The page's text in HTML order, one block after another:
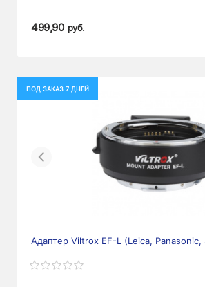
499,90 руб.
ПОД ЗАКАЗ 7 ДНЕЙ
Previous
Адаптер Viltrox EF-L (Leica, Panasonic,